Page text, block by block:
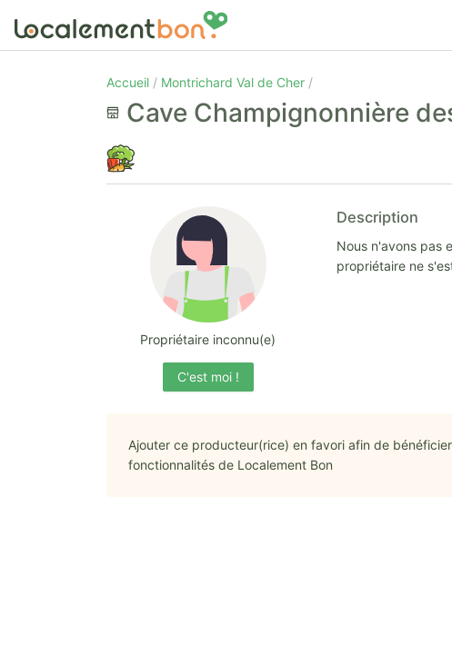
Accueil Montrichard Val de Cher
Cave Champignonnière
Propriétaire inconnu(e)
C'est moi !
Description
Nous n'avons pas
propriétaire ne
Ajouter ce producteur(rice) en favori afin de
fonctionnalités de Localement Bon